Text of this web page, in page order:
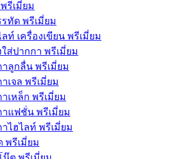
รีเมี่ยม
ทัด พรีเมี่ยม
ท์ เครื่องเขียน พรีเมี่ยม
ส่ปากกา พรีเมี่ยม
ลูกลื่น พรีเมี่ยม
เจล พรีเมี่ยม
เหล็ก พรีเมี่ยม
าแฟชั่น พรีเมี่ยม
ไฮไลท์ พรีเมี่ยม
พรีเมี่ยม